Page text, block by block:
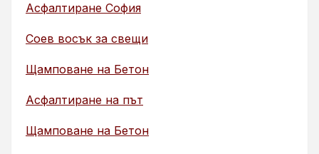
Асфалтиране София
Соев восък за свещи
Щамповане на Бетон
Асфалтиране на път
Щамповане на Бетон